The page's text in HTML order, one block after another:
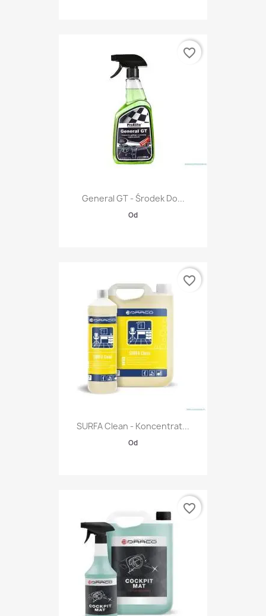
General GT - Środek Do...
Od
favorite_border
SURFA Clean - Koncentrat...
Od
favorite_border
favorite_border